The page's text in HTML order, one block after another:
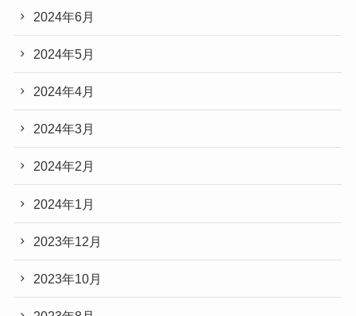
2024年6月
2024年5月
2024年4月
2024年3月
2024年2月
2024年1月
2023年12月
2023年10月